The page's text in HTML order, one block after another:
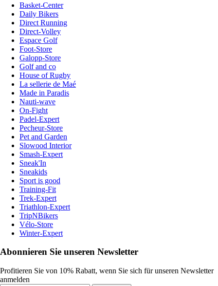
Basket-Center
Daily Bikers
Direct Running
Direct-Volley
Espace Golf
Foot-Store
Galopp-Store
Golf and co
House of Rugby
La sellerie de Maé
Made in Paradis
Nauti-wave
On-Fight
Padel-Expert
Pecheur-Store
Pet and Garden
Slowood Interior
Smash-Expert
Sneak'In
Sneakids
Sport is good
Training-Fit
Trek-Expert
Triathlon-Expert
TripNBikers
Vélo-Store
Winter-Expert
Abonnieren Sie unseren Newsletter
Profitieren Sie von 10% Rabatt, wenn Sie sich für unseren Newsletter
anmelden